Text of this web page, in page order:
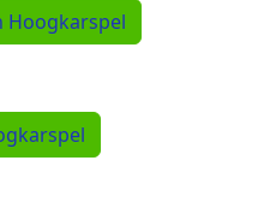
Hoogkarspel